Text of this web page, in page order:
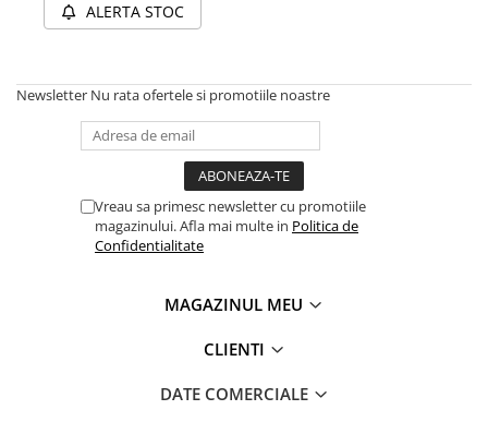
Camere
Incarcatoare
ACCESORII
Toate accesoriile la Triciclete
Masini Electrice
Masina Electrica RDB
Masina Electrica 25 km/h
Masina Electrica 2 Locuri fara
ALERTA STOC
Newsletter Nu rata ofertele si promotiile noastre
Vreau sa primesc newsletter cu promotiile
magazinului. Afla mai multe in Politica de
Confidentialitate
MAGAZINUL MEU
CLIENTI
DATE COMERCIALE